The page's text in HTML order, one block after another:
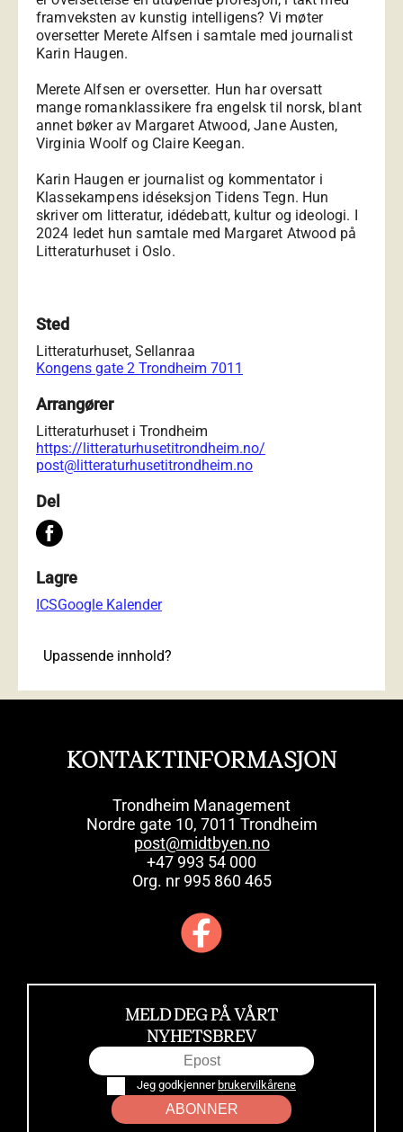
framveksten av kunstig intelligens? Vi møter
oversetter Merete Alfsen i samtale med journalist
Karin Haugen.
Merete Alfsen er oversetter. Hun har oversatt
mange romanklassikere fra engelsk til norsk, blant
annet bøker av Margaret Atwood, Jane Austen,
Virginia Woolf og Claire Keegan.
Karin Haugen er journalist og kommentator i
Klassekampens idéseksjon Tidens Tegn. Hun
skriver om litteratur, idédebatt, kultur og ideologi. I
2024 ledet hun samtale med Margaret Atwood på
Litteraturhuset i Oslo.
Sted
Litteraturhuset, Sellanraa
Kongens gate 2 Trondheim 7011
Arrangører
Litteraturhuset i Trondheim
https://litteraturhusetitrondheim.no/
post@litteraturhusetitrondheim.no
Del
Lagre
ICSGoogle Kalender
Upassende innhold?
KONTAKTINFORMASJON
Trondheim Management
Nordre gate 10, 7011 Trondheim
post@midtbyen.no
+47 993 54 000
Org. nr 995 860 465
MELD DEG PÅ VÅRT
NYHETSBREV
Jeg godkjenner brukervilkårene
ABONNER